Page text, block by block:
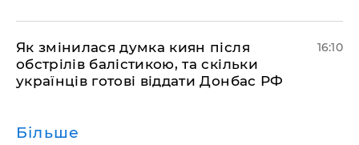
Як змінилася думка киян після
обстрілів балістикою, та скільки
українців готові віддати Донбас РФ
16:10
Більше